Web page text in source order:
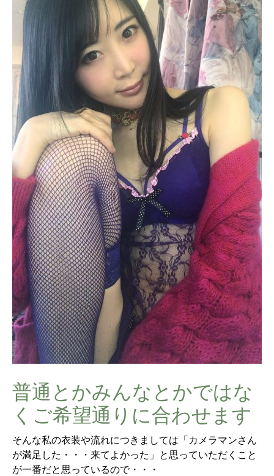
普通とかみんなとかではな
くご希望通りに合わせます
そんな私の衣装や流れにつきましては「カメラマンさん
が満足した・・・来てよかった」と思っていただくこと
が一番だと思っているので・・・